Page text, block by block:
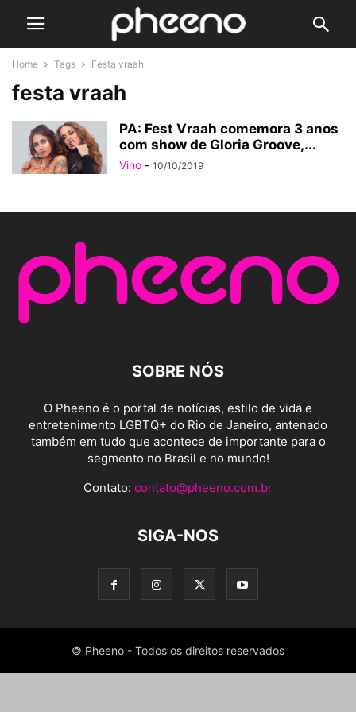
Home Tags Festa vraah
festa vraah
PA: Fest Vraah comemora 3 anos
com show de Gloria Groove,...
Vino - 10/10/2019
SOBRE NÓS
O Pheeno é o portal de notícias, estilo de vida e
entretenimento LGBTQ+ do Rio de Janeiro, antenado
também em tudo que acontece de importante para o
segmento no Brasil e no mundo!
Contato: contato@pheeno.com.br
SIGA-NOS
© Pheeno - Todos os direitos reservados